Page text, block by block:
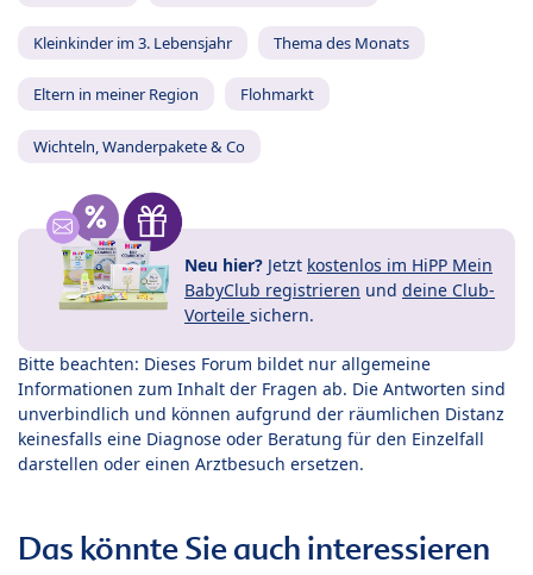
Kleinkinder im 3. Lebensjahr Thema des Monats
Eltern in meiner Region Flohmarkt
Wichteln, Wanderpakete & Co
Neu hier? Jetzt kostenlos im HiPP Mein
BabyClub registrieren und deine Club-
Vorteile sichern.
Bitte beachten: Dieses Forum bildet nur allgemeine
Informationen zum Inhalt der Fragen ab. Die Antworten sind
unverbindlich und können aufgrund der räumlichen Distanz
keinesfalls eine Diagnose oder Beratung für den Einzelfall
darstellen oder einen Arztbesuch ersetzen.
Das könnte Sie auch interessieren